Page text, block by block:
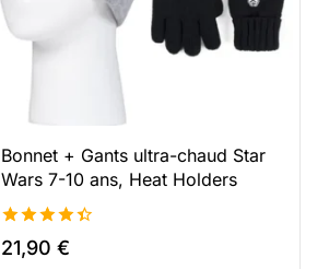
Bonnet + Gants ultra-chaud Star
Wars 7-10 ans, Heat Holders
4.48
de 5
21,90 €